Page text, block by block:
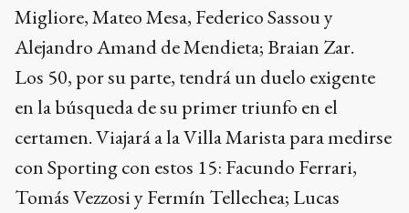
Migliore, Mateo Mesa, Federico Sassou y
Alejandro Amand de Mendieta; Braian Zar.
Los 50, por su parte, tendrá un duelo exigente
en la búsqueda de su primer triunfo en el
certamen. Viajará a la Villa Marista para medirse
con Sporting con estos 15: Facundo Ferrari,
Tomás Vezzosi y Fermín Tellechea; Lucas